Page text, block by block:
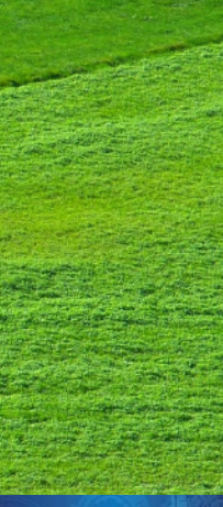
発事業
従業員に向けた活動
るために。